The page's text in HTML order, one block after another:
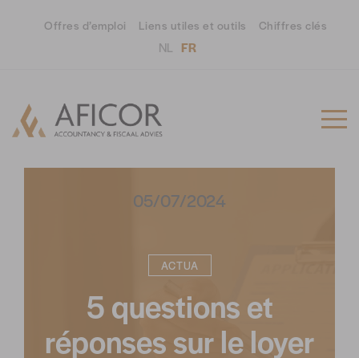
Offres d’emploi Liens utiles et outils Chiffres clés
NL FR
05/07/2024
ACTUA
5 questions et
réponses sur le loyer